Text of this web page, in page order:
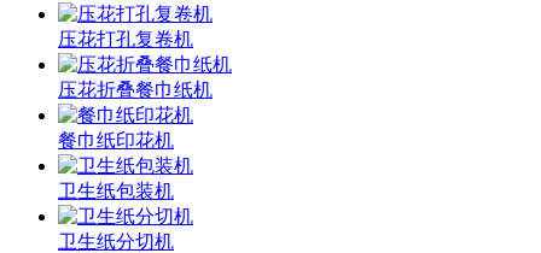
压花打孔复卷机
压花折叠餐巾纸机
餐巾纸印花机
卫生纸包装机
卫生纸分切机